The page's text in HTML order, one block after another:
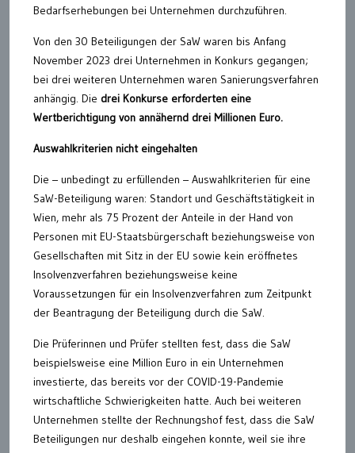
Bedarfserhebungen bei Unternehmen durchzuführen.
Von den 30 Beteiligungen der SaW waren bis Anfang
November 2023 drei Unternehmen in Konkurs gegangen;
bei drei weiteren Unternehmen waren Sanierungsverfahren
anhängig. Die drei Konkurse erforderten eine
Wertberichtigung von annähernd drei Millionen Euro.
Auswahlkriterien nicht eingehalten
Die – unbedingt zu erfüllenden – Auswahlkriterien für eine
SaW-Beteiligung waren: Standort und Geschäftstätigkeit in
Wien, mehr als 75 Prozent der Anteile in der Hand von
Personen mit EU-Staatsbürgerschaft beziehungsweise von
Gesellschaften mit Sitz in der EU sowie kein eröffnetes
Insolvenzverfahren beziehungsweise keine
Voraussetzungen für ein Insolvenzverfahren zum Zeitpunkt
der Beantragung der Beteiligung durch die SaW.
Die Prüferinnen und Prüfer stellten fest, dass die SaW
beispielsweise eine Million Euro in ein Unternehmen
investierte, das bereits vor der COVID-19-Pandemie
wirtschaftliche Schwierigkeiten hatte. Auch bei weiteren
Unternehmen stellte der Rechnungshof fest, dass die SaW
Beteiligungen nur deshalb eingehen konnte, weil sie ihre